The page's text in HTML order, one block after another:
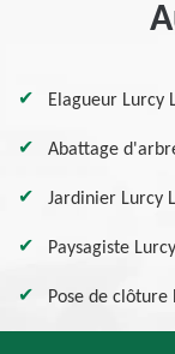
Elagueur Lurcy
Abattage
Jardinier Lurcy
Paysagiste
Pose de clôture